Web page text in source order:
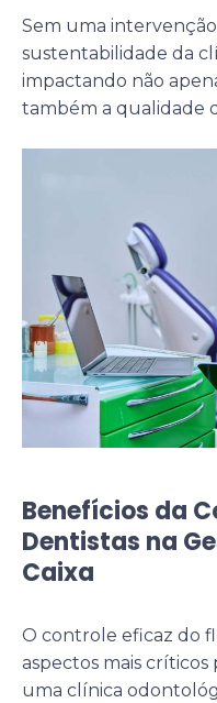
Sem uma
sustentabilidade da
impactando não
também a qualidade
Benefícios da
Dentistas na
Caixa
O controle eficaz do
aspectos mais críticos
uma clínica